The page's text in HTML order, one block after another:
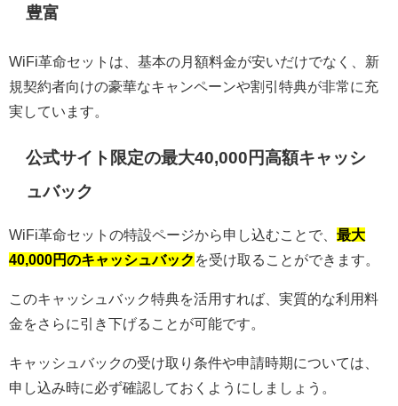
豊富
WiFi革命セットは、基本の月額料金が安いだけでなく、新
規契約者向けの豪華なキャンペーンや割引特典が非常に充
実しています。
公式サイト限定の最大40,000円高額キャッシ
ュバック
WiFi革命セットの特設ページから申し込むことで、 最大
40,000円のキャッシュバック を受け取ることができます。
このキャッシュバック特典を活用すれば、実質的な利用料
金をさらに引き下げることが可能です。
キャッシュバックの受け取り条件や申請時期については、
申し込み時に必ず確認しておくようにしましょう。